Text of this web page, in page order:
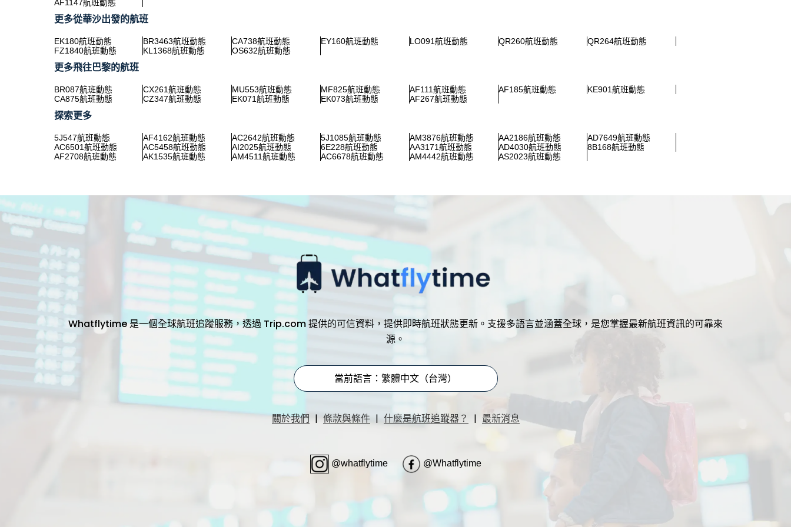
AF1147航班動態
更多從華沙出發的航班
EK180航班動態 BR3463航班動態 CA738航班動態 EY160航班動態 LO091航班動態 QR260航班動態
QR264航班動態
FZ1840航班動態
KL1368航班動態 OS632航班動態
更多飛往巴黎的航班
BR087航班動態 CX261航班動態 MU553航班動態 MF825航班動態 AF111航班動態 AF185航班動態
KE901航班動態
CA875航班動態
CZ347航班動態 EK071航班動態 EK073航班動態 AF267航班動態
探索更多
5J547航班動態 AF4162航班動態 AC2642航班動態 5J1085航班動態 AM3876航班動態 AA2186航班動態
AD7649航班動態
AC6501航班動態
AC5458航班動態 AI2025航班動態 6E228航班動態 AA3171航班動態 AD4030航班動態
8B168航班動態
AF2708航班動態
AK1535航班動態 AM4511航班動態 AC6678航班動態 AM4442航班動態 AS2023航班動態
Whatflytime 是一個全球航班追蹤服務，透過 Trip.com 提供的可信資料，提供即時航班狀態更新。支援多語言並涵蓋全球，是您掌握最新航班資訊的可靠來
源。
當前語言：繁體中文（台灣）
關於我們 | 條款與條件 | 什麼是航班追蹤器？ | 最新消息
@whatflytime @Whatflytime